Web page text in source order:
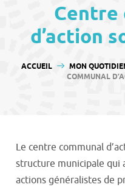
Centre
d’action
VOUS ÊTES ICI :
ACCUEIL MON
COMMUNAL
Le centre communal
structure municipale qui
actions généralistes de